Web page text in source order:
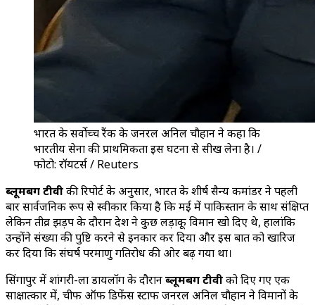
भारत के सर्वोच्च रैंक के जनरल अनिल चौहान ने कहा कि
भारतीय सेना की प्राथमिकता इस घटना से सीख लेना है। /
फोटो: रॉयटर्स / Reuters
ब्लूमबर्ग टीवीकी रिपोर्ट के अनुसार, भारत के शीर्ष सैन्य कमांडर ने पहली
बार सार्वजनिक रूप से स्वीकार किया है कि मई में पाकिस्तान के साथ संक्षिप्त
लेकिन तीव्र झड़प के दौरान देश ने कुछ लड़ाकू विमान खो दिए थे, हालांकि
उन्होंने संख्या की पुष्टि करने से इनकार कर दिया और इस बात को खारिज
कर दिया कि संघर्ष परमाणु गतिरोध की ओर बढ़ गया था।
सिंगापुर में शांगरी-ला डायलॉग के दौरानब्लूमबर्ग टीवीको दिए गए एक
साक्षात्कार में, चीफ ऑफ डिफेंस स्टाफ जनरल अनिल चौहान ने विमानों के